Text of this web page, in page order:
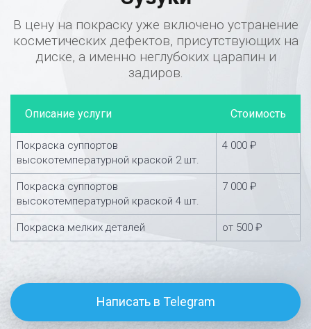
В цену на покраску уже включено устранение
косметических дефектов, присутствующих на
диске, а именно неглубоких царапин и
задиров.
Описание услуги Стоимость
Покраска суппортов
высокотемпературной краской 2 шт.
4 000 ₽
Покраска суппортов
высокотемпературной краской 4 шт.
7 000 ₽
Покраска мелких деталей от 500 ₽
Написать в Telegram